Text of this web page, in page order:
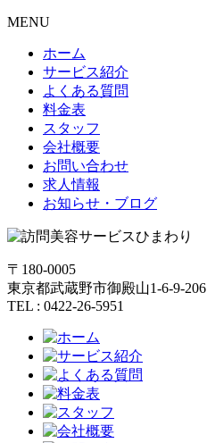
MENU
ホーム
サービス紹介
よくある質問
料金表
スタッフ
会社概要
お問い合わせ
求人情報
お知らせ・ブログ
〒180-0005
東京都武蔵野市御殿山1-6-9-206
TEL : 0422-26-5951